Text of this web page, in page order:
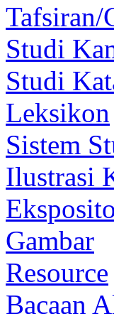
Tafsiran/
Studi
Studi
Leksikon
Sistem
Ilustrasi
Gambar
Resource
Bacaan